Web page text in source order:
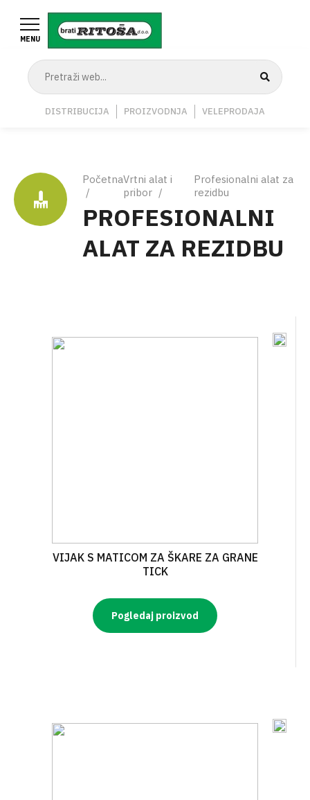
glavni
Navigation
DISTRIBUCIJA PROIZVODNJA VELEPRODAJA
MENU
Breadcrumb
PočetnaVrtni alat i
pribor
Profesionalni alat za
rezidbu
PROFESIONALNI
ALAT ZA REZIDBU
VIJAK S MATICOM ZA ŠKARE ZA GRANE
TICK
Pogledaj proizvod